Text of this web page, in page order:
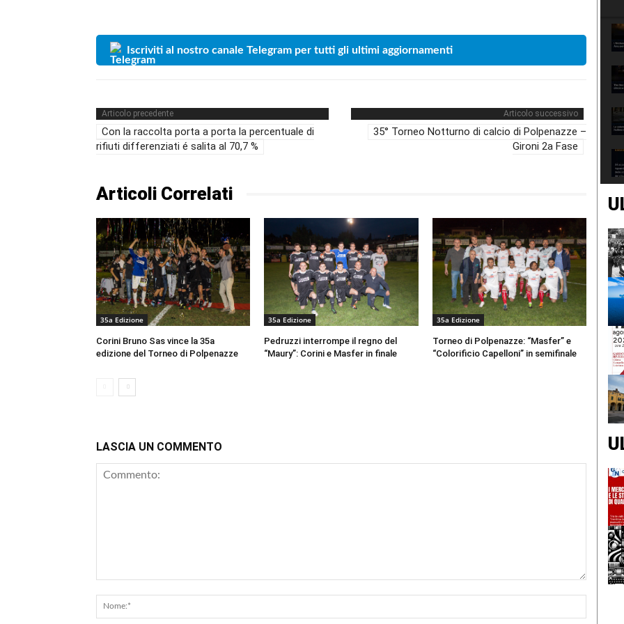
Iscriviti al nostro canale Telegram per tutti gli ultimi aggiornamenti
Articolo precedente
Con la raccolta porta a porta la percentuale di
rifiuti differenziati é salita al 70,7 %
Articolo successivo
35° Torneo Notturno di calcio di Polpenazze –
Gironi 2a Fase
Articoli Correlati
35a Edizione
Corini Bruno Sas vince la 35a
edizione del Torneo di Polpenazze
35a Edizione
Pedruzzi interrompe il regno del
“Maury”: Corini e Masfer in finale
35a Edizione
Torneo di Polpenazze: “Masfer” e
“Colorificio Capelloni” in semifinale
LASCIA UN COMMENTO